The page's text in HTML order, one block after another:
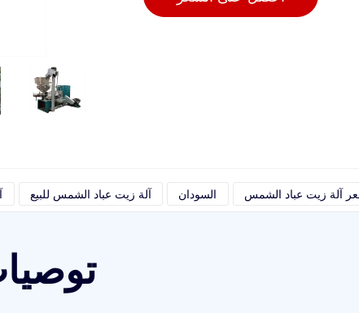
آلة زيت عباد الشمس للبيع السودان آلة زيت عباد الشمس